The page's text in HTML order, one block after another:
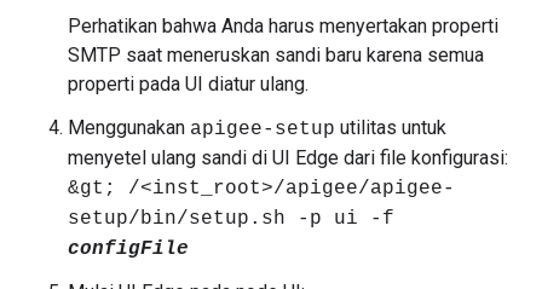
Perhatikan bahwa Anda harus menyertakan properti
SMTP saat meneruskan sandi baru karena semua
properti pada UI diatur ulang.
Menggunakan apigee-setup utilitas untuk
menyetel ulang sandi di UI Edge dari file konfigurasi:
&gt; /<inst_root>/apigee/apigee-
setup/bin/setup.sh -p ui -f
configFile